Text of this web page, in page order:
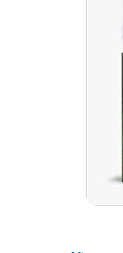
o direito de
propriedade.
imobiliária,
inclusive,
financeiros
Operadores
jurisprudência
Escreventes,
Juí-zes,